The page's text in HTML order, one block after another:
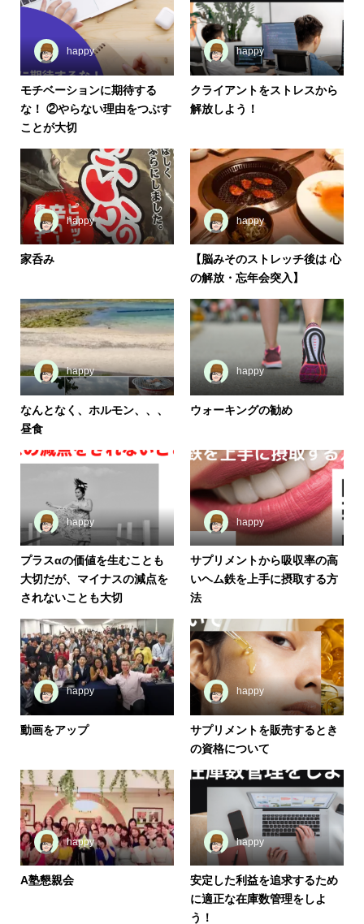
happy
モチベーションに期待する
な！ ②やらない理由をつぶす
ことが大切
happy
クライアントをストレスから
解放しよう！
happy
家呑み
happy
【脳みそのストレッチ後は 心
の解放・忘年会突入】
happy
なんとなく、ホルモン、、、
昼食
happy
ウォーキングの勧め
happy
プラスαの価値を生むことも
大切だが、マイナスの減点を
されないことも大切
happy
サプリメントから吸収率の高
いヘム鉄を上手に摂取する方
法
happy
動画をアップ
happy
サプリメントを販売するとき
の資格について
happy
A塾懇親会
happy
安定した利益を追求するため
に適正な在庫数管理をしよ
う！